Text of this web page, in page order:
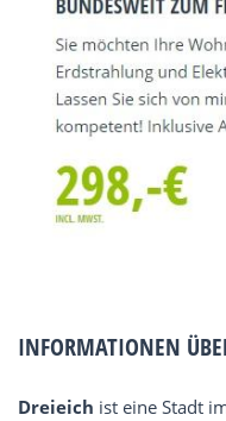
INFORMATIONEN
Dreieich ist eine Stadt